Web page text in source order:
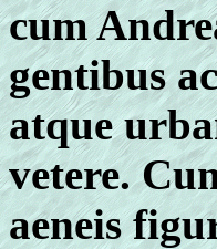
cum
gentibus
atque
vetere.
aeneis